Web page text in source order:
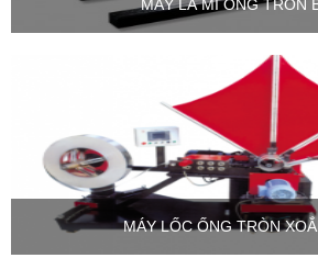
MÁY LÀ MÍ ỐNG TRÒN
MÁY LỐC ỐNG TRÒN